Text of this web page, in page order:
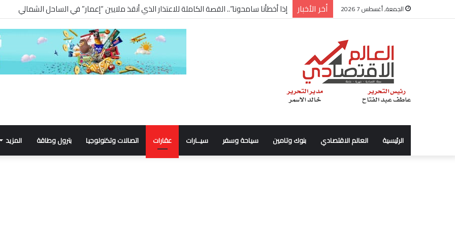
الجمعة, أغسطس 7 2026 أخر الأخبار شركة “Scope Developments” تعلن تولي أحمد كمال عيسى منصب الرئيس التنفيذي للقطاع التجاري
الرئيسية العالم الاقتصادي بنوك وتامين سياحة وسفر سيــارات عقارات اتصالات وتكنولوجيا بترول وطاقة المزيد